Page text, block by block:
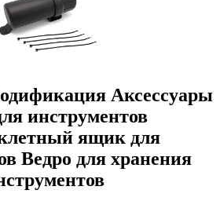
Аксессуары
инструментов
ящик для
Ведро для хранения